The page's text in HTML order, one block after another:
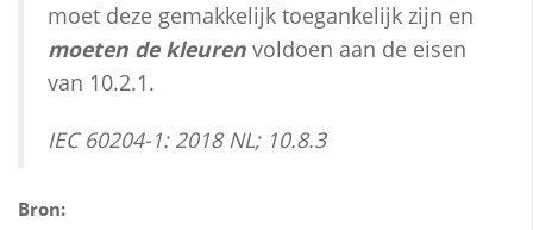
moet deze gemakkelijk toegankelijk zijn en
moeten de kleuren voldoen aan de eisen
van 10.2.1.
IEC 60204-1: 2018 NL; 10.8.3
Bron: